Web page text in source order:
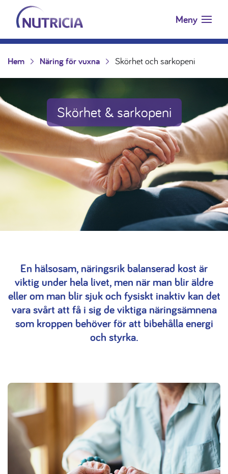
Hoppa till innehåll
Nutricia.se Meny
Hem Näring för vuxna Skörhet och sarkopeni
Skörhet & sarkopeni
En hälsosam, näringsrik balanserad kost är
viktig under hela livet, men när man blir äldre
eller om man blir sjuk och fysiskt inaktiv kan det
vara svårt att få i sig de viktiga näringsämnena
som kroppen behöver för att bibehålla energi
och styrka.